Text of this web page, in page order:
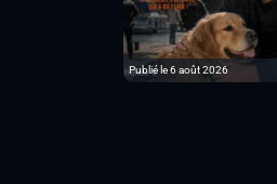
Publié le 6 août 2026